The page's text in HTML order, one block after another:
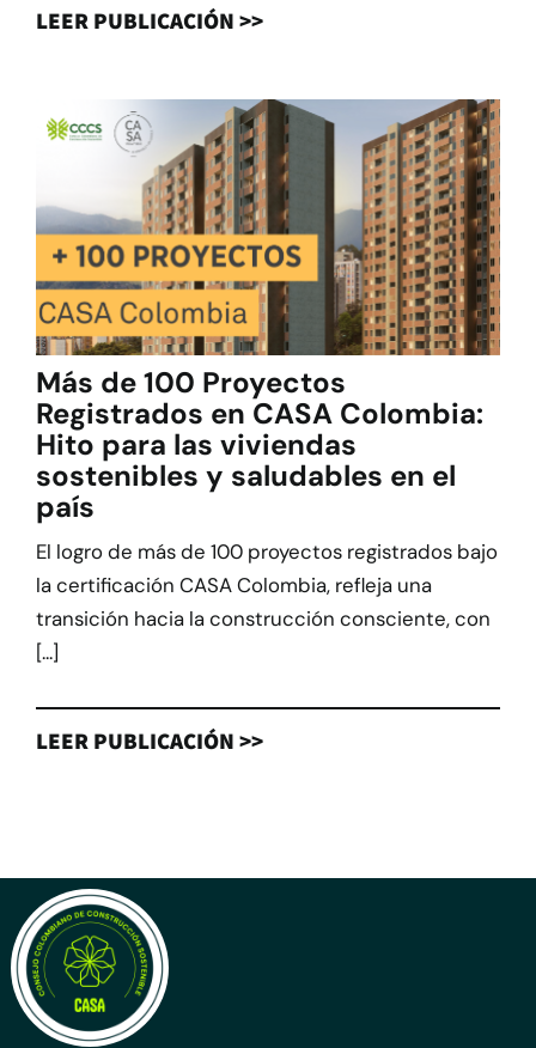
LEER PUBLICACIÓN >>
Más de 100 Proyectos
Registrados en CASA Colombia:
Hito para las viviendas
sostenibles y saludables en el
país
El logro de más de 100 proyectos registrados bajo
la certificación CASA Colombia, refleja una
transición hacia la construcción consciente, con
[...]
LEER PUBLICACIÓN >>